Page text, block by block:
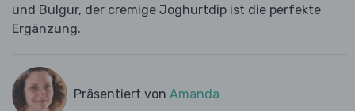
und Bulgur, der cremige Joghurtdip ist die perfekte
Ergänzung.
Präsentiert von Amanda